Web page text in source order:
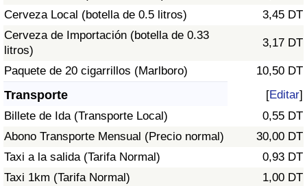
Cerveza Local (botella de 0.5 litros)
3,45 DT
Cerveza de Importación (botella de 0.33
litros)
3,17 DT
Paquete de 20 cigarrillos (Marlboro) 10,50 DT
Transporte [Editar]
Billete de Ida (Transporte Local)
0,55 DT
Abono Transporte Mensual (Precio normal)
30,00 DT
Taxi a la salida (Tarifa Normal)
0,93 DT
Taxi 1km (Tarifa Normal)
1,00 DT
Índice de Tráfico (Actual)
Índice de Tráfico por País